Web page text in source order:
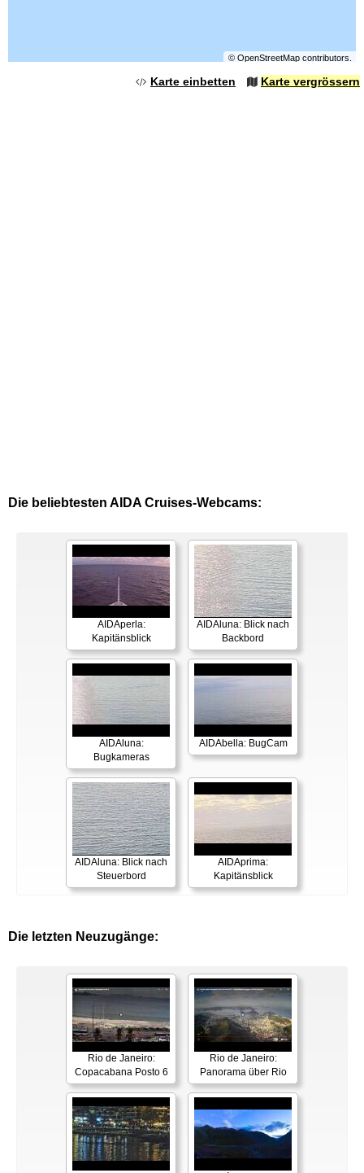
© OpenStreetMapcontributors.
Karte einbetten Karte vergrössern
Die beliebtesten AIDA Cruises-Webcams:
AIDAperla:
Kapitänsblick
AIDAluna: Blick nach
Backbord
AIDAluna:
Bugkameras
AIDAbella: BugCam
AIDAluna: Blick nach
Steuerbord
AIDAprima:
Kapitänsblick
Die letzten Neuzugänge:
Rio de Janeiro:
Copacabana Posto 6
Rio de Janeiro:
Panorama über Rio